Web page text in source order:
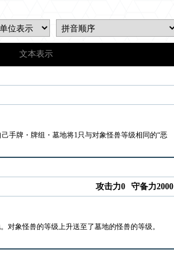
文本表示
手牌・牌组・墓地将1只与对象怪兽等级相同的“恶
攻击力0 守备力2000
对象怪兽的等级上升送至了墓地的怪兽的等级。